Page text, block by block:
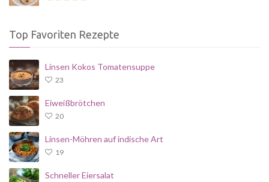
Top Favoriten Rezepte
Linsen Kokos Tomatensuppe
23
Eiweißbrötchen
20
Linsen-Möhren auf indische Art
19
Schneller Eiersalat